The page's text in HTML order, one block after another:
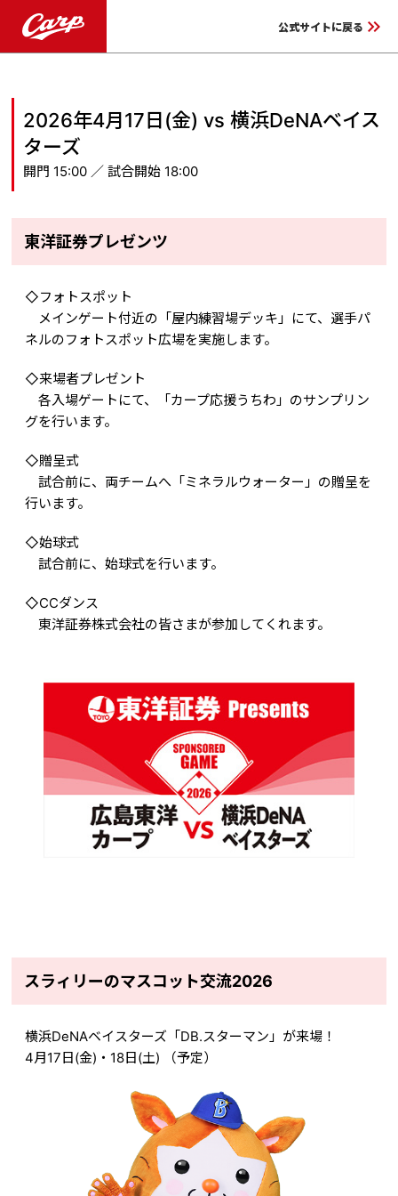
公式サイトに戻る keyboard_double_arrow_right
2026年4月17日(金) vs 横浜DeNAベイス
ターズ
開門 15:00 ／ 試合開始 18:00
東洋証券プレゼンツ
◇フォトスポット
メインゲート付近の「屋内練習場デッキ」にて、選手パ
ネルのフォトスポット広場を実施します。
◇来場者プレゼント
各入場ゲートにて、「カープ応援うちわ」のサンプリン
グを行います。
◇贈呈式
試合前に、両チームへ「ミネラルウォーター」の贈呈を
行います。
◇始球式
試合前に、始球式を行います。
◇CCダンス
東洋証券株式会社の皆さまが参加してくれます。
スラィリーのマスコット交流2026
横浜DeNAベイスターズ「DB.スターマン」が来場！
4月17日(金)・18日(土) （予定）